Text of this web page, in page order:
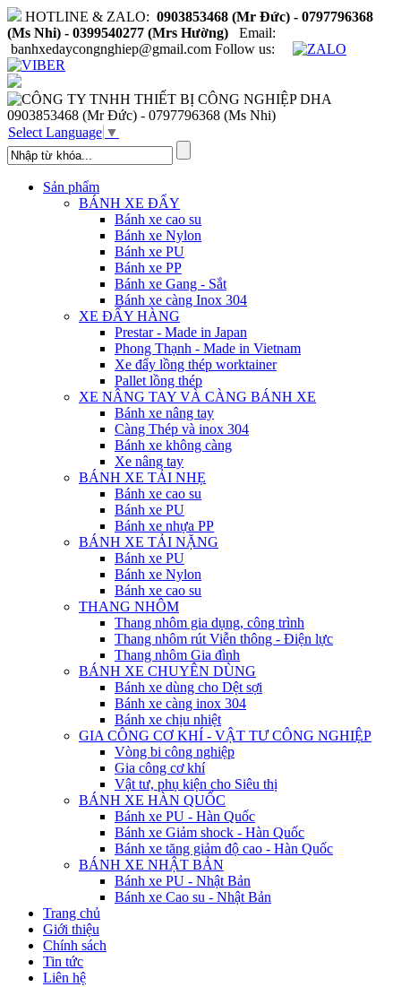
HOTLINE & ZALO: 0903853468 (Mr Đức) - 0797796368
(Ms Nhi) - 0399540277 (Mrs Hường)
Email:
banhxedaycongnghiep@gmail.com Follow us:
0903853468 (Mr Đức) - 0797796368 (Ms Nhi)
Select Language ▼
Sản phẩm
BÁNH XE ĐẨY
Bánh xe cao su
Bánh xe Nylon
Bánh xe PU
Bánh xe PP
Bánh xe Gang - Sắt
Bánh xe càng Inox 304
XE ĐẨY HÀNG
Prestar - Made in Japan
Phong Thạnh - Made in Vietnam
Xe đẩy lồng thép worktainer
Pallet lồng thép
XE NÂNG TAY VÀ CÀNG BÁNH XE
Bánh xe nâng tay
Càng Thép và inox 304
Bánh xe không càng
Xe nâng tay
BÁNH XE TẢI NHẸ
Bánh xe cao su
Bánh xe PU
Bánh xe nhựa PP
BÁNH XE TẢI NẶNG
Bánh xe PU
Bánh xe Nylon
Bánh xe cao su
THANG NHÔM
Thang nhôm gia dụng, công trình
Thang nhôm rút Viễn thông - Điện lực
Thang nhôm Gia đình
BÁNH XE CHUYÊN DÙNG
Bánh xe dùng cho Dệt sợi
Bánh xe càng inox 304
Bánh xe chịu nhiệt
GIA CÔNG CƠ KHÍ - VẬT TƯ CÔNG NGHIỆP
Vòng bi công nghiệp
Gia công cơ khí
Vật tư, phụ kiện cho Siêu thị
BÁNH XE HÀN QUỐC
Bánh xe PU - Hàn Quốc
Bánh xe Giảm shock - Hàn Quốc
Bánh xe tăng giảm độ cao - Hàn Quốc
BÁNH XE NHẬT BẢN
Bánh xe PU - Nhật Bản
Bánh xe Cao su - Nhật Bản
Trang chủ
Giới thiệu
Chính sách
Tin tức
Liên hệ